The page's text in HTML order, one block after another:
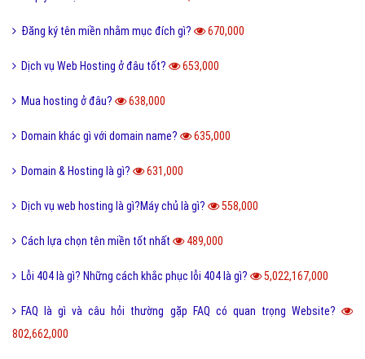
Đăng ký tên miền nhằm mục đích gì? 670,000
Dịch vụ Web Hosting ở đâu tốt? 653,000
Mua hosting ở đâu? 638,000
Domain khác gì với domain name? 635,000
Domain & Hosting là gì? 631,000
Dịch vụ web hosting là gì?Máy chủ là gì? 558,000
Cách lựa chọn tên miền tốt nhất 489,000
Lỗi 404 là gì? Những cách khắc phục lỗi 404 là gì? 5,022,167,000
FAQ là gì và câu hỏi thường gặp FAQ có quan trọng Website?
802,662,000